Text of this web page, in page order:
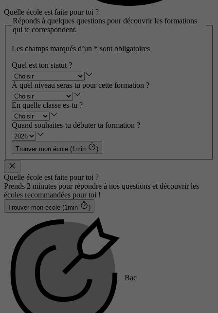
Quelle école est faite pour toi ?
Réponds à quelques questions pour découvrir les formations
qui te correspondent.
Les champs marqués d’un * sont obligatoires
Quel est ton statut ?
À quel niveau seras-tu pour cette formation ?
En quelle classe es-tu ?
Quand souhaites-tu débuter ta formation ?
Trouver mon école (1min )
Quelle école est faite pour toi ?
Prends 2 minutes pour répondre à nos questions et découvrir les
écoles recommandées pour toi !
Trouver mon école (1min )
Bac